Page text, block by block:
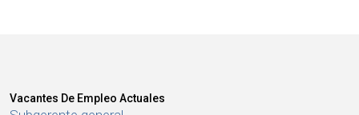
Vacantes De Empleo Actuales